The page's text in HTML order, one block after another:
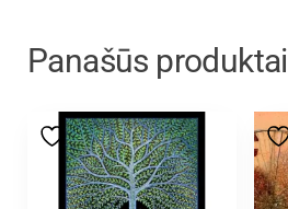
Panašūs produktai